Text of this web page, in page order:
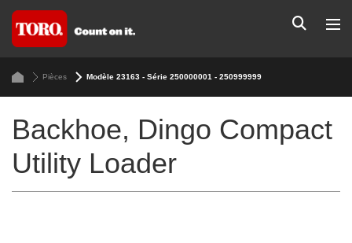
Pièces Modèle 23163 - Série 250000001 - 250999999
Backhoe, Dingo Compact
Utility Loader